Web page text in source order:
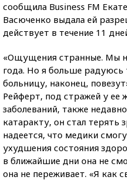
сообщила Business FM
Васюченко выдала ей
действует в течение 11
«Ощущения странные. Мы
года. Но я больше радуюсь
больницу, наконец,
Рейферт, под стражей у ее
заболеваний, также
катаракту, он стал терять
надеется, что медики
ухудшения состояния
в ближайшие дни она не
она не переживает. «Я как